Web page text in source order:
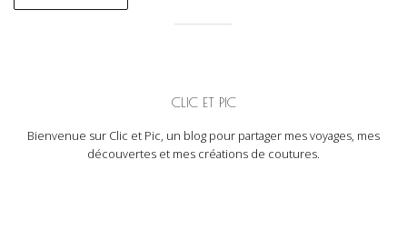
CLIC ET PIC
Bienvenue sur Clic et Pic, un blog pour partager mes voyages, mes
découvertes et mes créations de coutures.